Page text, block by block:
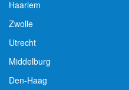
Haarlem
Zwolle
Utrecht
Middelburg
Den-Haag